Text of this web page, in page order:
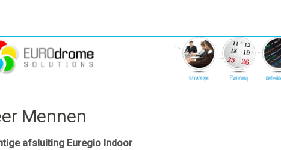
Mennen
afsluiting Euregio Indoor